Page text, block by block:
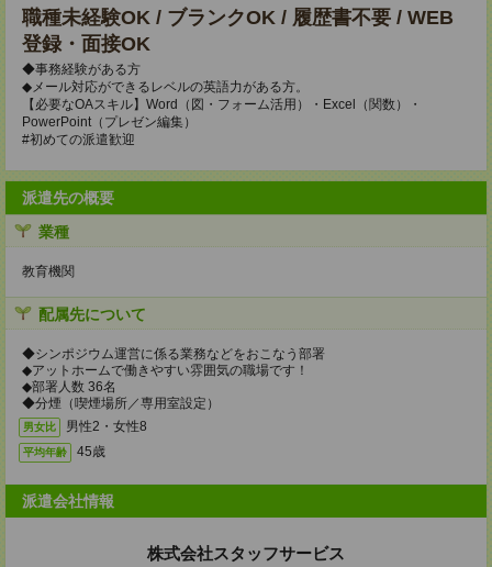
職種未経験OK / ブランクOK / 履歴書不要 / WEB
登録・面接OK
◆事務経験がある方
◆メール対応ができるレベルの英語力がある方。
【必要なOAスキル】Word（図・フォーム活用）・Excel（関数）・
PowerPoint（プレゼン編集）
#初めての派遣歓迎
派遣先の概要
業種
教育機関
配属先について
◆シンポジウム運営に係る業務などをおこなう部署
◆アットホームで働きやすい雰囲気の職場です！
◆部署人数 36名
◆分煙（喫煙場所／専用室設定）
男女比 男性2・女性8
平均年齢 45歳
派遣会社情報
株式会社スタッフサービス